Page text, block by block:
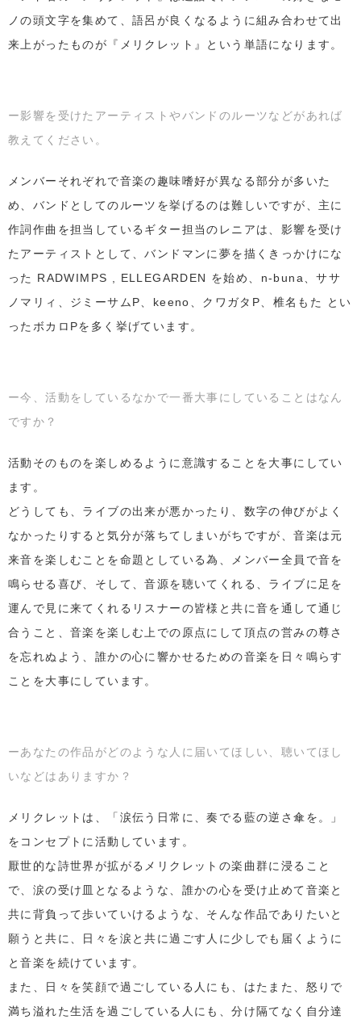
ノの頭文字を集めて、語呂が良くなるように組み合わせて出
来上がったものが『メリクレット』という単語になります。
ー影響を受けたアーティストやバンドのルーツなどがあれば
教えてください。
メンバーそれぞれで音楽の趣味嗜好が異なる部分が多いた
め、バンドとしてのルーツを挙げるのは難しいですが、主に
作詞作曲を担当しているギター担当のレニアは、影響を受け
たアーティストとして、バンドマンに夢を描くきっかけにな
った RADWIMPS , ELLEGARDEN を始め、n-buna、ササ
ノマリィ、ジミーサムP、keeno、クワガタP、椎名もた とい
ったボカロPを多く挙げています。
ー今、活動をしているなかで一番大事にしていることはなん
ですか？
活動そのものを楽しめるように意識することを大事にしてい
ます。
どうしても、ライブの出来が悪かったり、数字の伸びがよく
なかったりすると気分が落ちてしまいがちですが、音楽は元
来音を楽しむことを命題としている為、メンバー全員で音を
鳴らせる喜び、そして、音源を聴いてくれる、ライブに足を
運んで見に来てくれるリスナーの皆様と共に音を通して通じ
合うこと、音楽を楽しむ上での原点にして頂点の営みの尊さ
を忘れぬよう、誰かの心に響かせるための音楽を日々鳴らす
ことを大事にしています。
ーあなたの作品がどのような人に届いてほしい、聴いてほし
いなどはありますか？
メリクレットは、「涙伝う日常に、奏でる藍の逆さ傘を。」
をコンセプトに活動しています。
厭世的な詩世界が拡がるメリクレットの楽曲群に浸ること
で、涙の受け皿となるような、誰かの心を受け止めて音楽と
共に背負って歩いていけるような、そんな作品でありたいと
願うと共に、日々を涙と共に過ごす人に少しでも届くように
と音楽を続けています。
また、日々を笑顔で過ごしている人にも、はたまた、怒りで
満ち溢れた生活を過ごしている人にも、分け隔てなく自分達